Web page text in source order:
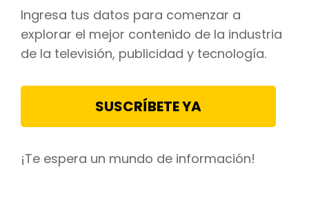
Ingresa tus datos para comenzar a
explorar el mejor contenido de la industria
de la televisión, publicidad y tecnología.
SUSCRÍBETE YA
¡Te espera un mundo de información!